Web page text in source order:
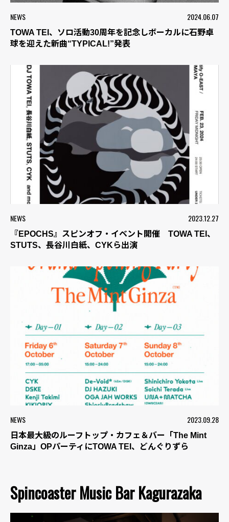
NEWS 2024.06.07
TOWA TEI、ソロ活動30周年を記念しボーカルに石野卓
球を迎えた新曲“TYPICAL!”発表
NEWS 2023.12.27
『EPOCHS』スピンオフ・イベント開催 TOWA TEI、
STUTS、長谷川白紙、CYKら出演
NEWS 2023.09.28
日本最大級のルーフトップ・カフェ＆バー「The Mint
Ginza」OPパーティにTOWA TEI、どんぐりずら
Spincoaster Music Bar Kagurazaka